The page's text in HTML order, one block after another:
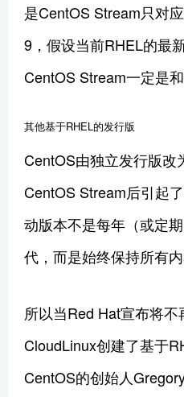
是CentOS Stream只对
9，假设当前RHEL的最
CentOS Stream一定是和
其他基于RHEL的发行版
CentOS由独立发行版改
CentOS Stream后引起
动版本不是每年（或定
代，而是始终保持所有内
所以当Red Hat宣布将不
CloudLinux创建了基于
CentOS的创始人